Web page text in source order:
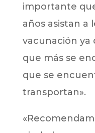
importante
años asistan a
vacunación ya
que más se
que se
transportan».